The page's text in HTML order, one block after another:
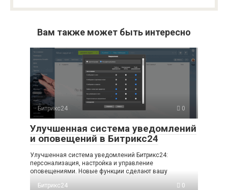
Вам также может быть интересно
Битрикс24 0
Улучшенная система уведомлений
и оповещений в Битрикс24
Улучшенная система уведомлений Битрикс24:
персонализация, настройка и управление
оповещениями. Новые функции сделают вашу
Битрикс24
0